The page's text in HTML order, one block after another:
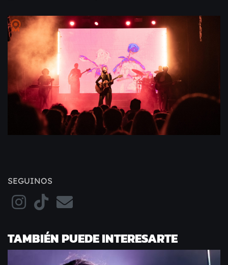
SEGUINOS
TAMBIÉN PUEDE INTERESARTE